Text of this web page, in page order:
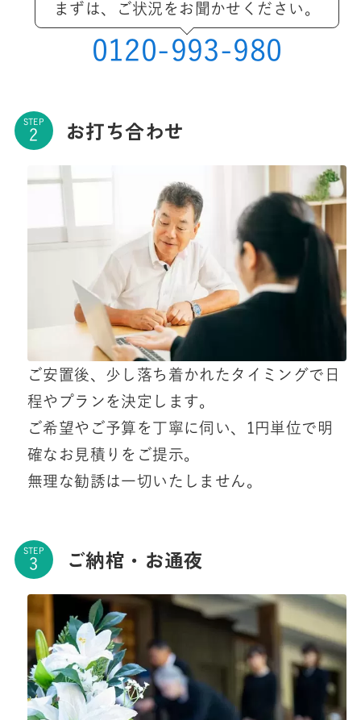
まずは、ご状況をお聞かせください。
0120-993-980
STEP お打ち合わせ
ご安置後、少し落ち着かれたタイミングで日
程やプランを決定します。
ご希望やご予算を丁寧に伺い、1円単位で明
確なお見積りをご提示。
無理な勧誘は一切いたしません。
STEP ご納棺・お通夜